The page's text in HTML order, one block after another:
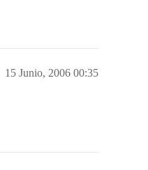
15 Junio, 2006 00:35